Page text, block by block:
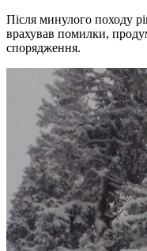
Після минулого походу
врахував помилки,
спорядження.